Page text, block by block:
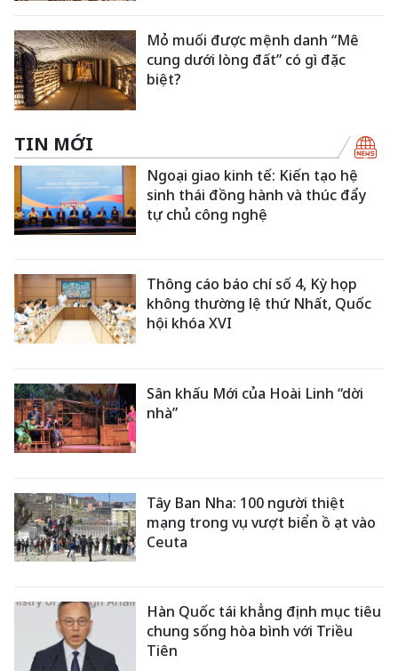
Mỏ muối được mệnh danh “Mê
cung dưới lòng đất” có gì đặc
biệt?
TIN MỚI
Ngoại giao kinh tế: Kiến tạo hệ
sinh thái đồng hành và thúc đẩy
tự chủ công nghệ
Thông cáo báo chí số 4, Kỳ họp
không thường lệ thứ Nhất, Quốc
hội khóa XVI
Sân khấu Mới của Hoài Linh “dời
nhà”
Tây Ban Nha: 100 người thiệt
mạng trong vụ vượt biển ồ ạt vào
Ceuta
Hàn Quốc tái khẳng định mục tiêu
chung sống hòa bình với Triều
Tiên